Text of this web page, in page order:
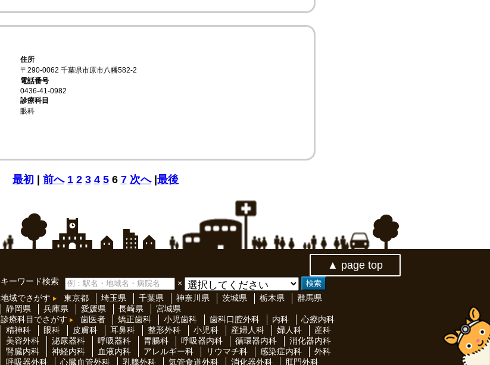
住所
〒290-0062 千葉県市原市八幡582-2
電話番号
0436-41-0982
診療科目
眼科
最初 前へ 1 2 3 4 5 6 7 次へ| 最後
▲ page top
キーワード検索
×
地域でさがす
東京都 埼玉県 千葉県 神奈川県 茨城県 栃木県
群馬県
静岡県
兵庫県 愛媛県 長崎県
宮城県
診療科目でさがす
歯医者 矯正歯科 小児歯科 歯科口腔外科 内科
心療内科
精神科
眼科 皮膚科 耳鼻科 整形外科 小児科 産婦人科 婦人科
産科
美容外科
泌尿器科 呼吸器科 胃腸科 呼吸器内科 循環器内科
消化器内科
腎臓内科
神経内科 血液内科 アレルギー科 リウマチ科 感染症内科
外科
呼吸器外科
心臓血管外科 乳腺外科 気管食道外科 消化器外科 肛門外科